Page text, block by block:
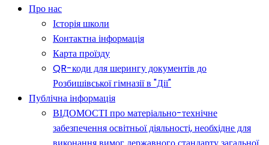
Про нас
Історія школи
Контактна інформація
Карта проїзду
QR-коди для шерингу документів до
Розбишівської гімназії в "Дії"
Публічна інформація
ВІДОМОСТІ про матеріально-технічне
забезпечення освітньої діяльності, необхідне для